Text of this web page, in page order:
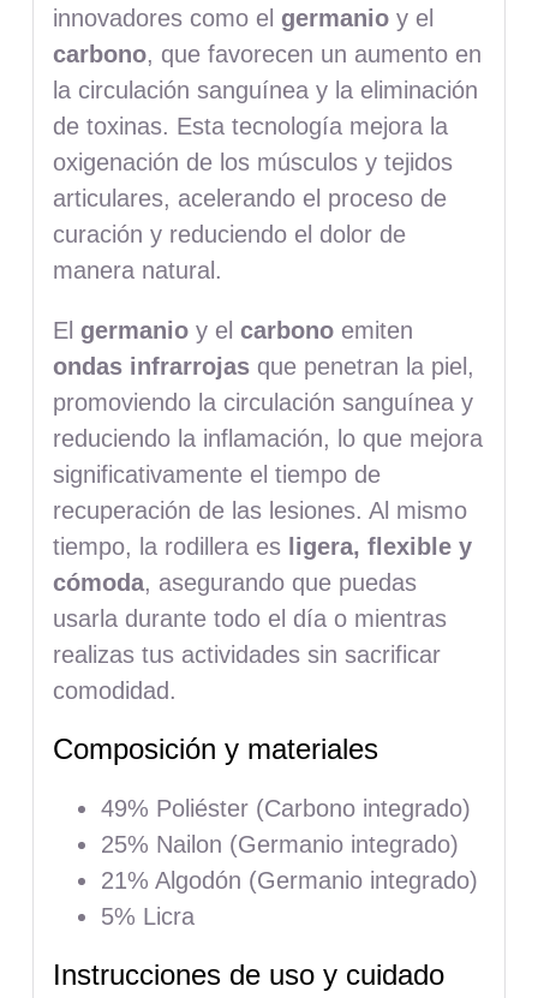
innovadores como el germanioy el
carbono, que favorecen un aumento en
la circulación sanguínea y la eliminación
de toxinas. Esta tecnología mejora la
oxigenación de los músculos y tejidos
articulares, acelerando el proceso de
curación y reduciendo el dolor de
manera natural.
El germanioy el carbonoemiten
ondas infrarrojasque penetran la piel,
promoviendo la circulación sanguínea y
reduciendo la inflamación, lo que mejora
significativamente el tiempo de
recuperación de las lesiones. Al mismo
tiempo, la rodillera es ligera, flexible y
cómoda, asegurando que puedas
usarla durante todo el día o mientras
realizas tus actividades sin sacrificar
comodidad.
Composición y materiales
49% Poliéster (Carbono integrado)
25% Nailon (Germanio integrado)
21% Algodón (Germanio integrado)
5% Licra
Instrucciones de uso y cuidado